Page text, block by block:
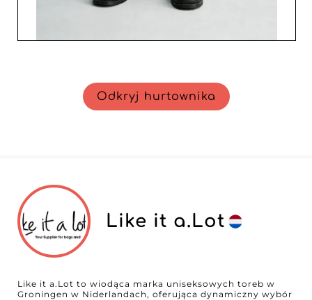
Odkryj hurtownika
Like it a.Lot
Like it a.Lot to wiodąca marka uniseksowych toreb w
Groningen w Niderlandach, oferująca dynamiczny wybór